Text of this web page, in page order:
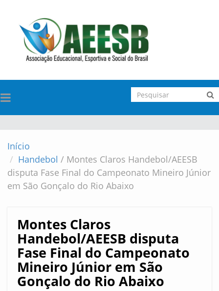
TOGGLE
NAVIGATION
Início
Handebol / Montes Claros Handebol/AEESB
disputa Fase Final do Campeonato Mineiro Júnior
em São Gonçalo do Rio Abaixo
Montes Claros
Handebol/AEESB disputa
Fase Final do Campeonato
Mineiro Júnior em São
Gonçalo do Rio Abaixo